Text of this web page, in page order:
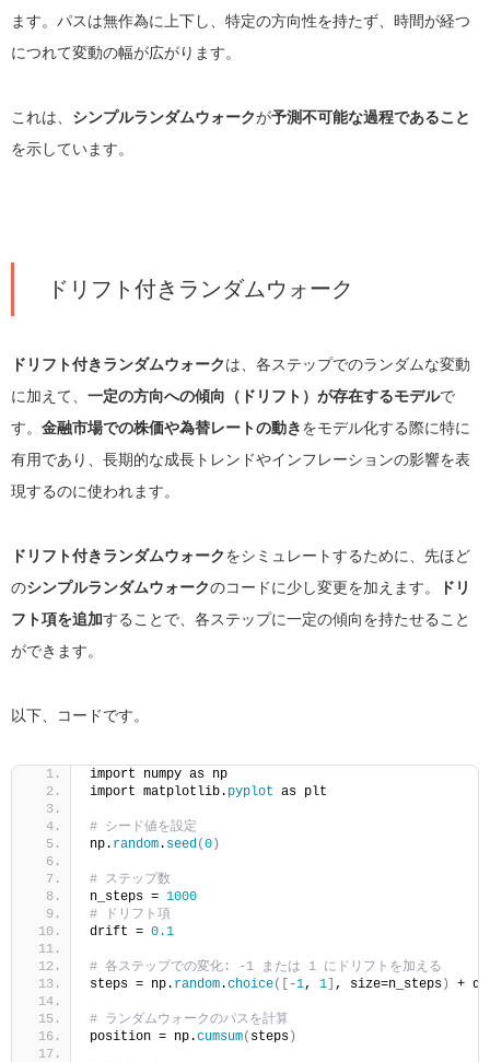
ます。パスは無作為に上下し、特定の方向性を持たず、時間が経つ
につれて変動の幅が広がります。
これは、 シンプルランダムウォークが予測不可能な過程であること
を示しています。
ドリフト付きランダムウォーク
ドリフト付きランダムウォークは、各ステップでのランダムな変動
に加えて、 一定の方向への傾向（ドリフト）が存在するモデルで
す。 金融市場での株価や為替レートの動きをモデル化する際に特に
有用であり、長期的な成長トレンドやインフレーションの影響を表
現するのに使われます。
ドリフト付きランダムウォークをシミュレートするために、先ほど
のシンプルランダムウォークのコードに少し変更を加えます。
ドリ
フト項を追加することで、各ステップに一定の傾向を持たせること
ができます。
以下、コードです。
import numpy as np
import matplotlib. pyplot as plt
# シード値を設定
np. random. seed(0 )
# ステップ数
n_steps = 1000
# ドリフト項
drift = 0.1
# 各ステップでの変化: -1 または 1 にドリフトを加える
steps = np. random.choice([ -1, 1 , size=n_steps ) +
# ランダムウォークのパスを計算
position = np.cumsum( steps )